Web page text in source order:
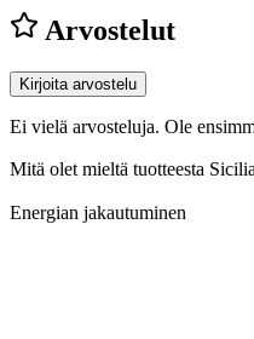
Arvostelut
Kirjoita arvostelu
Ei vielä arvosteluja. Ole
Mitä olet mieltä tuotteesta
Energian jakautuminen